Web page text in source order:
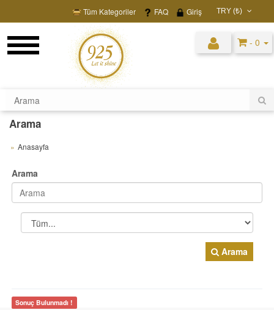
TRY (₺)
EUR (€)
Tüm Kategoriler FAQ Giriş
- 0
Arama
Anasayfa
Arama
Arama
Sonuç Bulunmadı !